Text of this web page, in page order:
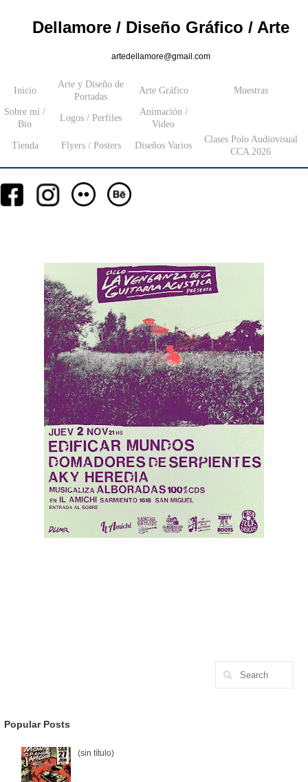
Dellamore / Diseño Gráfico / Arte
artedellamore@gmail.com
Inicio
Arte y Diseño de
Portadas
Arte Gráfico Muestras
Sobre mi /
Bio
Logos / Perfiles
Animación /
Video
Tienda Flyers / Posters Diseños Varios
Clases Polo Audiovisual
CCA 2026
Popular Posts
(sin título)